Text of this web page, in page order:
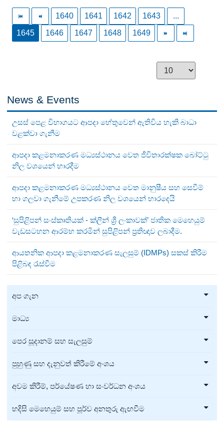
1640 1641 1642 1643
...
1645
1646 1647 1648 1649
News & Events
උසස් පෙළ විභාගයට ආපදා හේතුවෙන් ඇතිවිය හැකි බාධා
වළක්වා ගැනීම
ආපදා කළමනාකරණ මධ්‍යස්ථානය වෙත ජීවිතාරක්ෂක බෝට්ටු
නිල වශයෙන් භාරදීම
ආපදා කළමනාකරණ මධ්‍යස්ථානය වෙත මානුෂීය සහ සෙවීම්
හා ගලවා ගැනීමේ උපකරණ නිල වශයෙන් භාරදෙයි
‘සුපිළිපන් සංස්කෘතියක් - ක්ලීන් ශ්‍රී ලංකාවක්’ ජාතික මෙහෙයුම්
වැඩසටහන ආරම්භ කරමින් සුපිළිපන් ප්‍රතිඥාව ලබාදීම.
ආයතනික ආපදා කළමනාකරණ සැලසුම් (IDMPs) සකස් කිරීම
පිළිබඳ රැස්වීම
අප ගැන
මාධ්‍ය
පෙර සූදානම් සහ සැලසුම්
පුහුණු සහ දැනුවත් කිරීමේ අංශය
අවම කිරීම්, පර්යේෂණ හා සංවර්ධන අංශය
හදිසි මෙහෙයුම් සහ පූර්ව අනතුරු ඇඟවීම